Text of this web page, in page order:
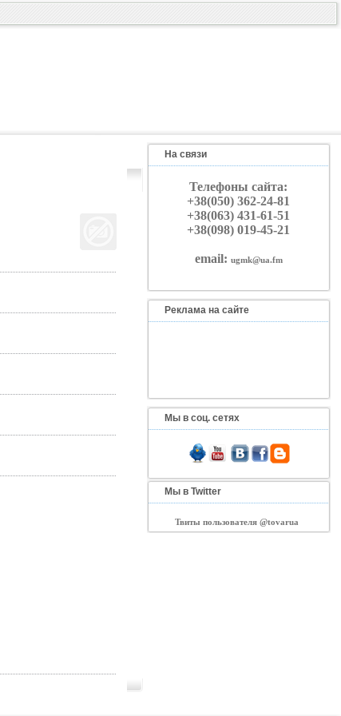
На связи
Телефоны сайта:
+38(050) 362-24-81
+38(063) 431-61-51
+38(098) 019-45-21
email: ugmk@ua.fm
Реклама на сайте
Мы в соц. сетях
Мы в Twitter
Твиты пользователя @tovarua